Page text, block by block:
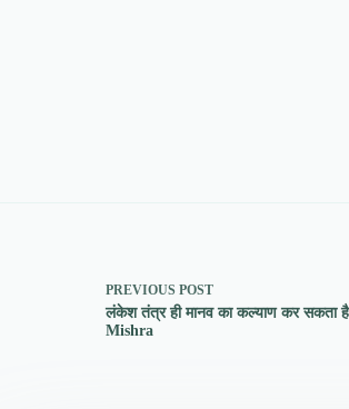
PREVIOUS POST
लंकेश तंत्र ही मानव का कल्याण कर सकता
Mishra